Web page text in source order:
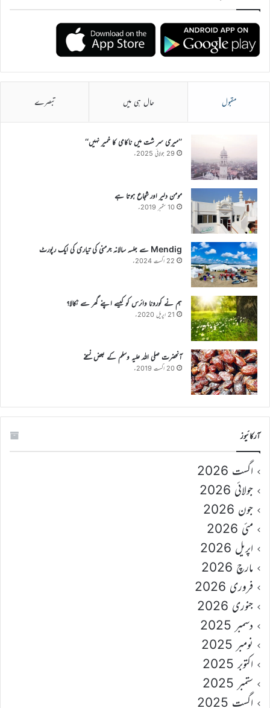
مقبول حال ہی میں تبصرے
’’میری سر شت میں ناکامی کا خمیر نہیں‘‘
29 جولائی 2025ء
مومن دلیر اور شجاع ہوتا ہے
10 ستمبر 2019ء
Mendig سے جلسہ سالانہ جرمنی کی تیاری کی ایک رپورٹ
22 اگست 2024ء
ہم نے کورونا وائرس کو کیسے اپنے گھر سے نکالا؟
21 اپریل 2020ء
آنحضرت صلی اللہ علیہ وسلم کے بعض نسخے
20 اگست 2019ء
آرکائیوز
اگست 2026
جولائی 2026
جون 2026
مئی 2026
اپریل 2026
مارچ 2026
فروری 2026
جنوری 2026
دسمبر 2025
نومبر 2025
اکتوبر 2025
ستمبر 2025
اگست 2025